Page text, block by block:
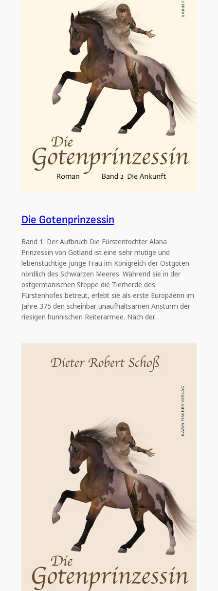
Die Gotenprinzessin
Band 1: Der Aufbruch Die Fürstentochter Alana
Prinzessin von Gotland ist eine sehr mutige und
lebenstüchtige junge Frau im Königreich der Ostgoten
nördlich des Schwarzen Meeres. Während sie in der
ostgermanischen Steppe die Tierherde des
Fürstenhofes betreut, erlebt sie als erste Europäerin im
Jahre 375 den scheinbar unaufhaltsamen Ansturm der
riesigen hunnischen Reiterarmee. Nach der…